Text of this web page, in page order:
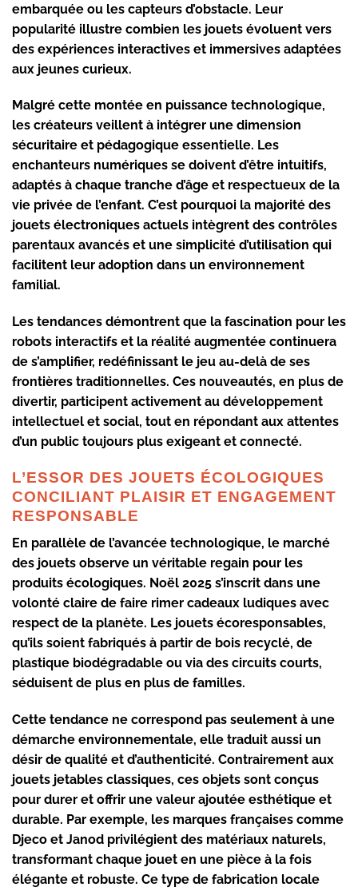
embarquée ou les capteurs d’obstacle. Leur
popularité illustre combien les jouets évoluent vers
des expériences interactives et immersives adaptées
aux jeunes curieux.
Malgré cette montée en puissance technologique,
les créateurs veillent à intégrer une dimension
sécuritaire et pédagogique essentielle. Les
enchanteurs numériques se doivent d’être intuitifs,
adaptés à chaque tranche d’âge et respectueux de la
vie privée de l’enfant. C’est pourquoi la majorité des
jouets électroniques actuels intègrent des contrôles
parentaux avancés et une simplicité d’utilisation qui
facilitent leur adoption dans un environnement
familial.
Les tendances démontrent que la fascination pour les
robots interactifs et la réalité augmentée continuera
de s’amplifier, redéfinissant le jeu au-delà de ses
frontières traditionnelles. Ces nouveautés, en plus de
divertir, participent activement au développement
intellectuel et social, tout en répondant aux attentes
d’un public toujours plus exigeant et connecté.
L’ESSOR DES JOUETS ÉCOLOGIQUES
CONCILIANT PLAISIR ET ENGAGEMENT
RESPONSABLE
En parallèle de l’avancée technologique, le marché
des jouets observe un véritable regain pour les
produits écologiques. Noël 2025 s’inscrit dans une
volonté claire de faire rimer cadeaux ludiques avec
respect de la planète. Les jouets écoresponsables,
qu’ils soient fabriqués à partir de bois recyclé, de
plastique biodégradable ou via des circuits courts,
séduisent de plus en plus de familles.
Cette tendance ne correspond pas seulement à une
démarche environnementale, elle traduit aussi un
désir de qualité et d’authenticité. Contrairement aux
jouets jetables classiques, ces objets sont conçus
pour durer et offrir une valeur ajoutée esthétique et
durable. Par exemple, les marques françaises comme
Djeco et Janod privilégient des matériaux naturels,
transformant chaque jouet en une pièce à la fois
élégante et robuste. Ce type de fabrication locale